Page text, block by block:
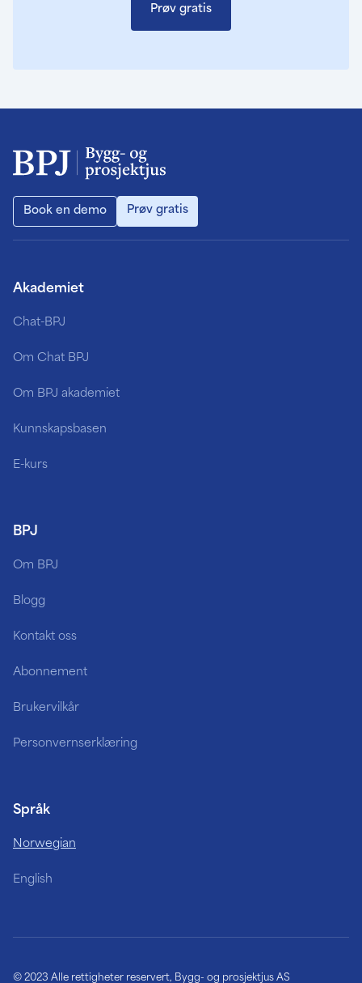
Prøv gratis
Book en demo Prøv gratis
Akademiet
Chat-BPJ
Om Chat BPJ
Om BPJ akademiet
Kunnskapsbasen
E-kurs
BPJ
Om BPJ
Blogg
Kontakt oss
Abonnement
Brukervilkår
Personvernserklæring
Språk
Norwegian
English
© 2023 Alle rettigheter reservert, Bygg- og prosjektjus AS